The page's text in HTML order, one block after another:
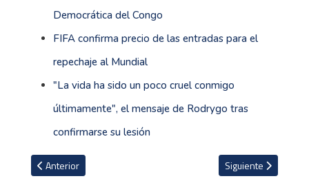
Democrática del Congo
FIFA confirma precio de las entradas para el
repechaje al Mundial
"La vida ha sido un poco cruel conmigo
últimamente", el mensaje de Rodrygo tras
confirmarse su lesión
Artículo anterior: La charla íntima entre Mauricio Pochettino y
Anterior Artículo siguiente:
Siguiente